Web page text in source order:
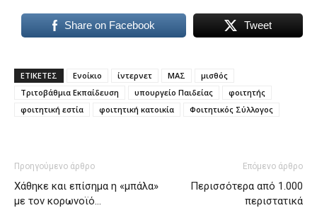
Share on Facebook Tweet
ΕΤΙΚΕΤΕΣ Ενοίκιο ίντερνετ ΜΑΣ
μισθός
Τριτοβάθμια Εκπαίδευση
υπουργείο Παιδείας
φοιτητής
φοιτητική εστία
φοιτητική κατοικία Φοιτητικός Σύλλογος
Προηγούμενο άρθρο
Χάθηκε και επίσημα η «μπάλα»
με τον κορωνοϊό…
Επόμενο άρθρο
Περισσότερα από 1.000
περιστατικά